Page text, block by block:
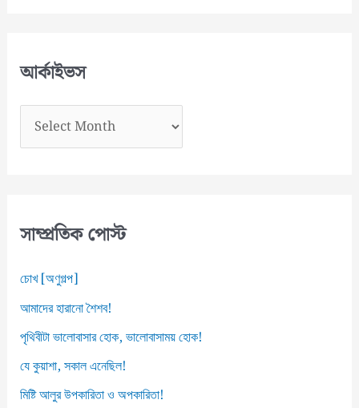
আর্কাইভস
র্কা
সাম্প্রতিক পোস্ট
চোখ [অণুগল্প]
আমাদের হারানো শৈশব!
পৃথিবীটা ভালোবাসার হোক, ভালোবাসাময় হোক!
যে কুয়াশা, সকাল এনেছিল!
মিষ্টি আলুর উপকারিতা ও অপকারিতা!